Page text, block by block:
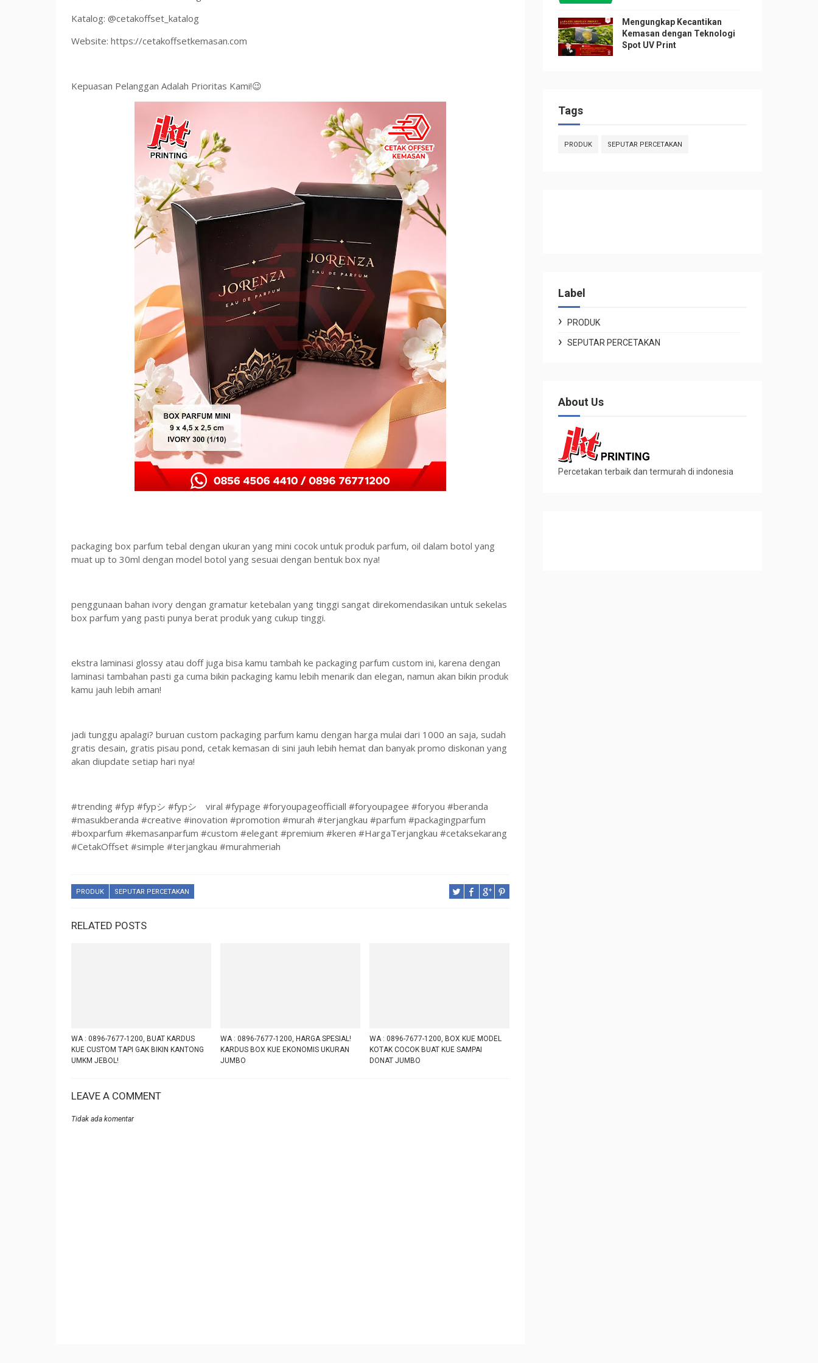
Katalog: @cetakoffset_katalog
Website: https://cetakoffsetkemasan.com
Kepuasan Pelanggan Adalah Prioritas Kami!😉
packaging box parfum tebal dengan ukuran yang mini cocok untuk produk parfum, oil dalam botol yang
muat up to 30ml dengan model botol yang sesuai dengan bentuk box nya!
penggunaan bahan ivory dengan gramatur ketebalan yang tinggi sangat direkomendasikan untuk sekelas
box parfum yang pasti punya berat produk yang cukup tinggi.
ekstra laminasi glossy atau doff juga bisa kamu tambah ke packaging parfum custom ini, karena dengan
laminasi tambahan pasti ga cuma bikin packaging kamu lebih menarik dan elegan, namun akan bikin produk
kamu jauh lebih aman!
jadi tunggu apalagi? buruan custom packaging parfum kamu dengan harga mulai dari 1000 an saja, sudah
gratis desain, gratis pisau pond, cetak kemasan di sini jauh lebih hemat dan banyak promo diskonan yang
akan diupdate setiap hari nya!
#trending #fyp #fypシ #fypシ゚viral #fypage #foryoupageofficiall #foryoupagee #foryou #beranda
#masukberanda #creative #inovation #promotion #murah #terjangkau #parfum #packagingparfum
#boxparfum #kemasanparfum #custom #elegant #premium #keren #HargaTerjangkau #cetaksekarang
#CetakOffset #simple #terjangkau #murahmeriah
PRODUK SEPUTAR PERCETAKAN
RELATED POSTS
WA : 0896-7677-1200, BUAT KARDUS
KUE CUSTOM TAPI GAK BIKIN KANTONG
UMKM JEBOL!
WA : 0896-7677-1200, HARGA SPESIAL!
KARDUS BOX KUE EKONOMIS UKURAN
JUMBO
WA : 0896-7677-1200, BOX KUE MODEL
KOTAK COCOK BUAT KUE SAMPAI
DONAT JUMBO
LEAVE A COMMENT
Tidak ada komentar
Mengungkap Kecantikan
Kemasan dengan Teknologi
Spot UV Print
Tags
PRODUK SEPUTAR PERCETAKAN
Label
PRODUK
SEPUTAR PERCETAKAN
About Us
Percetakan terbaik dan termurah di indonesia